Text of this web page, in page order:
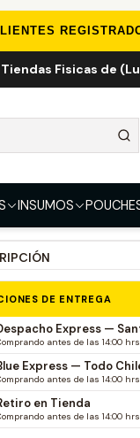
Fisicas de
INSUMOS
Bar
ICE
DE ENTREGA
Express —
antes de las 14:00 hrs
Express — Todo
antes de las 14:00 hrs
en Tienda
antes de las 14:00 hrs